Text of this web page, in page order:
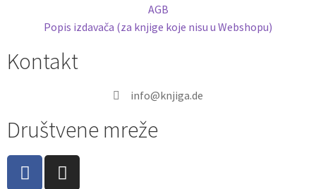
AGB
Popis izdavača (za knjige koje nisu u Webshopu)
Kontakt
info@knjiga.de
Društvene mreže